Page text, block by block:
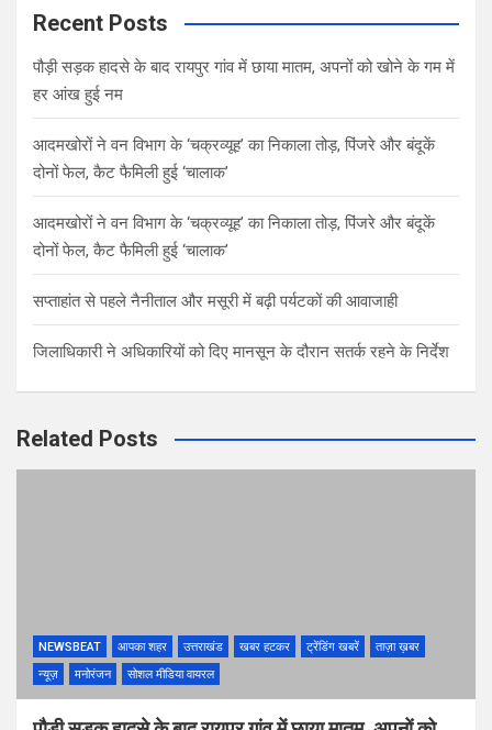
c
Recent Posts
पौड़ी सड़क हादसे के बाद रायपुर गांव में छाया मातम, अपनों को खोने के गम में
हर आंख हुई नम
आदमखोरों ने वन विभाग के ‘चक्रव्यूह’ का निकाला तोड़, पिंजरे और बंदूकें
दोनों फेल, कैट फैमिली हुई ‘चालाक’
आदमखोरों ने वन विभाग के ‘चक्रव्यूह’ का निकाला तोड़, पिंजरे और बंदूकें
दोनों फेल, कैट फैमिली हुई ‘चालाक’
सप्ताहांत से पहले नैनीताल और मसूरी में बढ़ी पर्यटकों की आवाजाही
जिलाधिकारी ने अधिकारियों को दिए मानसून के दौरान सतर्क रहने के निर्देश
Related Posts
NEWSBEAT आपका शहर उत्तराखंड खबर हटकर ट्रेंडिंग खबरें
ताज़ा ख़बर
न्यूज़
मनोरंजन सोशल मीडिया वायरल